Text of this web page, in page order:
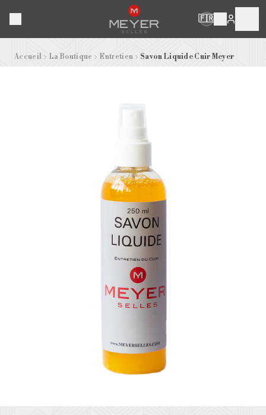
🇫🇷
Accueil La Boutique Entretien Savon Liquide Cuir Meyer